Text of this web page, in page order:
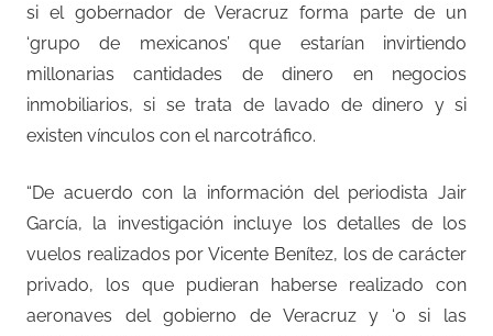
si el gobernador de Veracruz forma parte de un
‘grupo de mexicanos’ que estarían invirtiendo
millonarias cantidades de dinero en negocios
inmobiliarios, si se trata de lavado de dinero y si
existen vínculos con el narcotráfico.
“De acuerdo con la información del periodista Jair
García, la investigación incluye los detalles de los
vuelos realizados por Vicente Benítez, los de carácter
privado, los que pudieran haberse realizado con
aeronaves del gobierno de Veracruz y ‘o si las